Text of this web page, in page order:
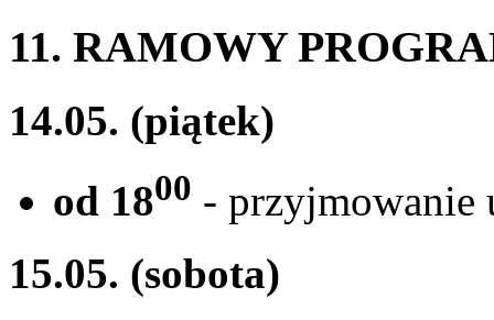
11. RAMOWY
14.05. (piątek)
od 1800 - przyjmowanie
15.05. (sobota)